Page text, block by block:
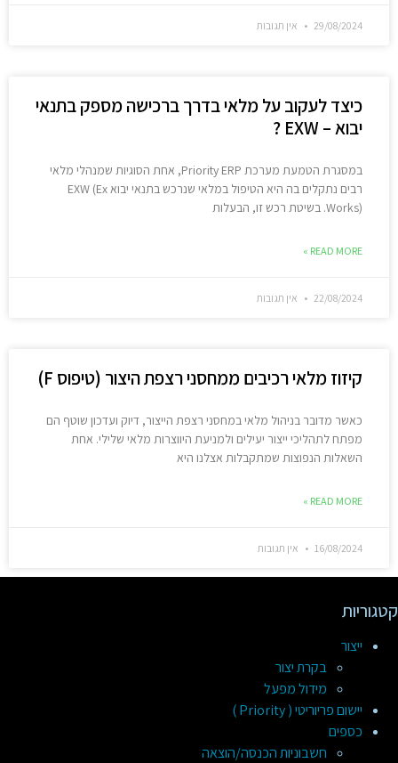
29/08/2024 אין תגובות
כיצד לעקוב על מלאי בדרך ברכישה מספק בתנאי
יבוא – EXW ?
במסגרת הטמעת מערכת Priority ERP, אחת הסוגיות שמנהלי מלאי
רבים נתקלים בה היא הטיפול במלאי שנרכש בתנאי יבוא EXW (Ex
Works). בשיטת רכש זו, הבעלות
READ MORE »
22/08/2024 אין תגובות
קיזוז מלאי רכיבים ממחסני רצפת היצור (טיפוס F)
כאשר מדובר בניהול מלאי במחסני רצפת הייצור, דיוק ועדכון שוטף הם
מפתח לתהליכי ייצור יעילים ולמניעת היווצרות מלאי שלילי. אחת
השאלות הנפוצות שמתקבלות אצלנו היא
READ MORE »
16/08/2024 אין תגובות
קטגוריות
ייצור
בקרת יצור
מידול מפעל
יישום פריוריטי ( Priority )
כספים
חשבוניות הכנסה/הוצאה